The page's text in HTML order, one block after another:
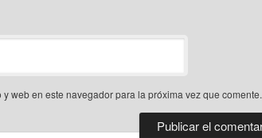
web en este navegador para la próxima vez que comente.